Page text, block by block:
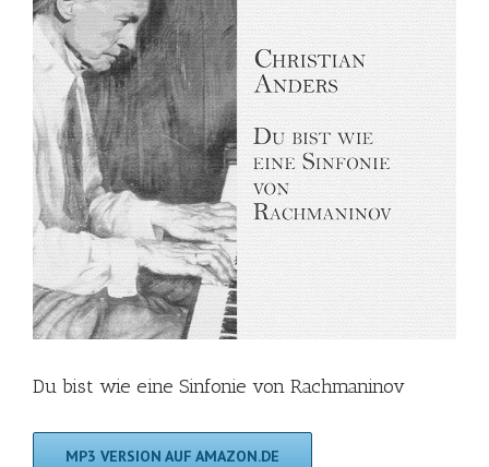
Du bist wie eine Sinfonie von Rachmaninov
MP3 VERSION AUF AMAZON.DE